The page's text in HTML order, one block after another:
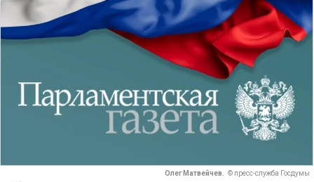
Олег Матвейчев. © пресс-служба Госдумы